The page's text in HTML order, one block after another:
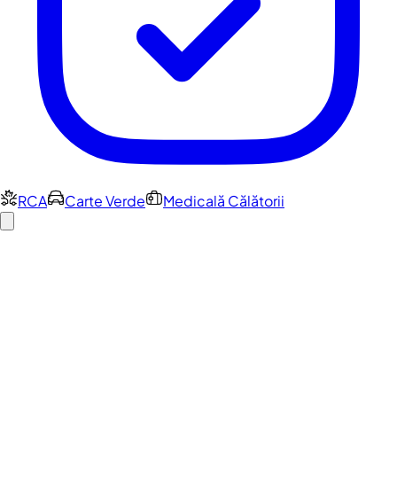
RCA Carte Verde Medicală Călătorii